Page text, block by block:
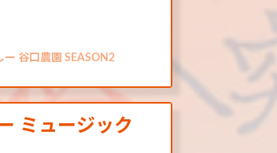
谷口農園 SEASON2
ミュージック